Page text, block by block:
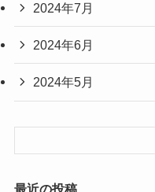
2024年7月
2024年6月
2024年5月
最近の投稿